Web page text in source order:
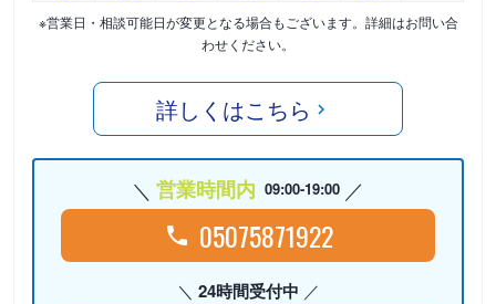
※営業日・相談可能日が変更となる場合もございます。詳細はお問い合
わせください。
詳しくはこちら
営業時間内 09:00-19:00
05075871922
24時間受付中